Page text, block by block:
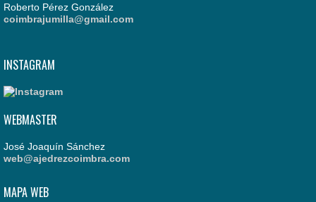
Roberto Pérez González
coimbrajumilla@gmail.com
INSTAGRAM
WEBMASTER
José Joaquín Sánchez
web@ajedrezcoimbra.com
MAPA WEB